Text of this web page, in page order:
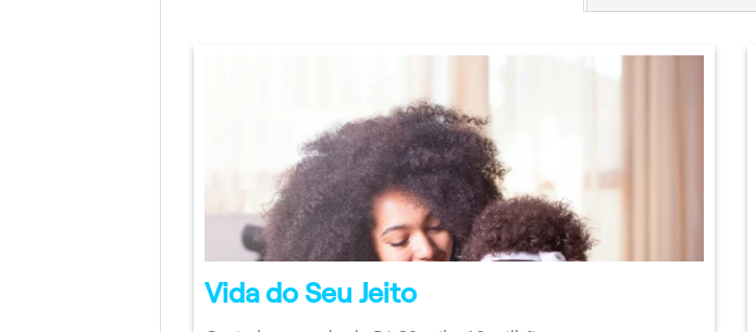
Vida do Seu Jeito